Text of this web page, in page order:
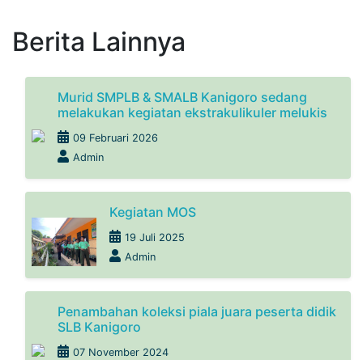
Berita Lainnya
Murid SMPLB & SMALB Kanigoro sedang
melakukan kegiatan ekstrakulikuler melukis
09 Februari 2026
Admin
Kegiatan MOS
19 Juli 2025
Admin
Penambahan koleksi piala juara peserta didik
SLB Kanigoro
07 November 2024